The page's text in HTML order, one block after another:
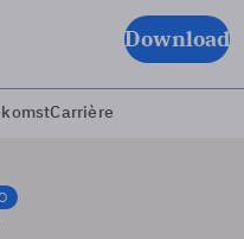
Download
Carrière